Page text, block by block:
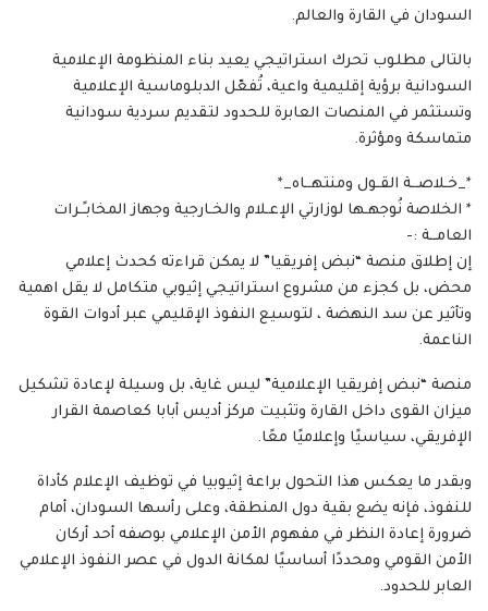
السودان في القارة والعالم.
بالتالى مطلوب تحرك استراتيجي يعيد بناء المنظومة الإعلامية
السودانية برؤية إقليمية واعية، تُفعّل الدبلوماسية الإعلامية
وتستثمر في المنصات العابرة للحدود لتقديم سردية سودانية
متماسكة ومؤثرة.
*_خـلاصــة القـول ومنتهــاه_*
* الخلاصة نُوجهـها لوزارتي الإعـلام والخـارجية وجهاز المخابـًـرات
العامــة :-
إن إطلاق منصة “نبض إفريقيا” لا يمكن قراءته كحدث إعلامي
محض، بل كجزء من مشروع استراتيجي إثيوبي متكامل لا يقل اهمية
وتأثير عن سد النهضة ، لتوسيع النفوذ الإقليمي عبر أدوات القوة
الناعمة.
منصة “نبض إفريقيا الإعلامية” ليس غاية، بل وسيلة لإعادة تشكيل
ميزان القوى داخل القارة وتثبيت مركز أديس أبابا كعاصمة القرار
الإفريقي، سياسيًا وإعلاميًا معًا.
وبقدر ما يعكس هذا التحول براعة إثيوبيا في توظيف الإعلام كأداة
للنفوذ، فإنه يضع بقية دول المنطقة، وعلى رأسها السودان، أمام
ضرورة إعادة النظر في مفهوم الأمن الإعلامي بوصفه أحد أركان
الأمن القومي ومحددًا أساسيًا لمكانة الدول في عصر النفوذ الإعلامي
العابر للحدود.